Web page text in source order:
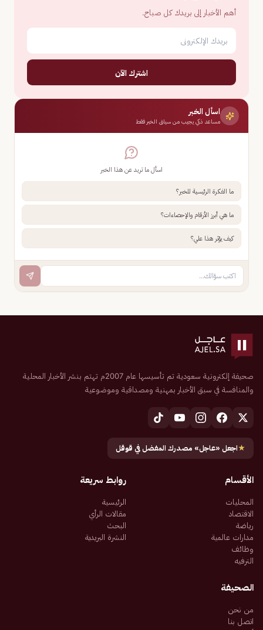
أهم الأخبار إلى بريدك كل صباح.
اشترك الآن
اسأل الخبر
مساعد ذكي يجيب من سياق الخبر فقط
اسأل ما تريد عن هذا الخبر
ما الفكرة الرئيسية للخبر؟
ما هي أبرز الأرقام والإحصاءات؟
كيف يؤثر هذا علي؟
صحيفة إلكترونية سعودية تم تأسيسها عام 2007م تهتم بنشر الأخبار المحلية
والمنافسة في سبق الأخبار بمهنية ومصداقية وموضوعية
★اجعل «عاجل» مصدرك المفضل في قوقل
الأقسام
المحليات
الاقتصاد
رياضة
مدارات عالمية
وظائف
الترفيه
روابط سريعة
الرئيسية
مقالات الرأي
البحث
النشرة البريدية
الصحيفة
من نحن
اتصل بنا